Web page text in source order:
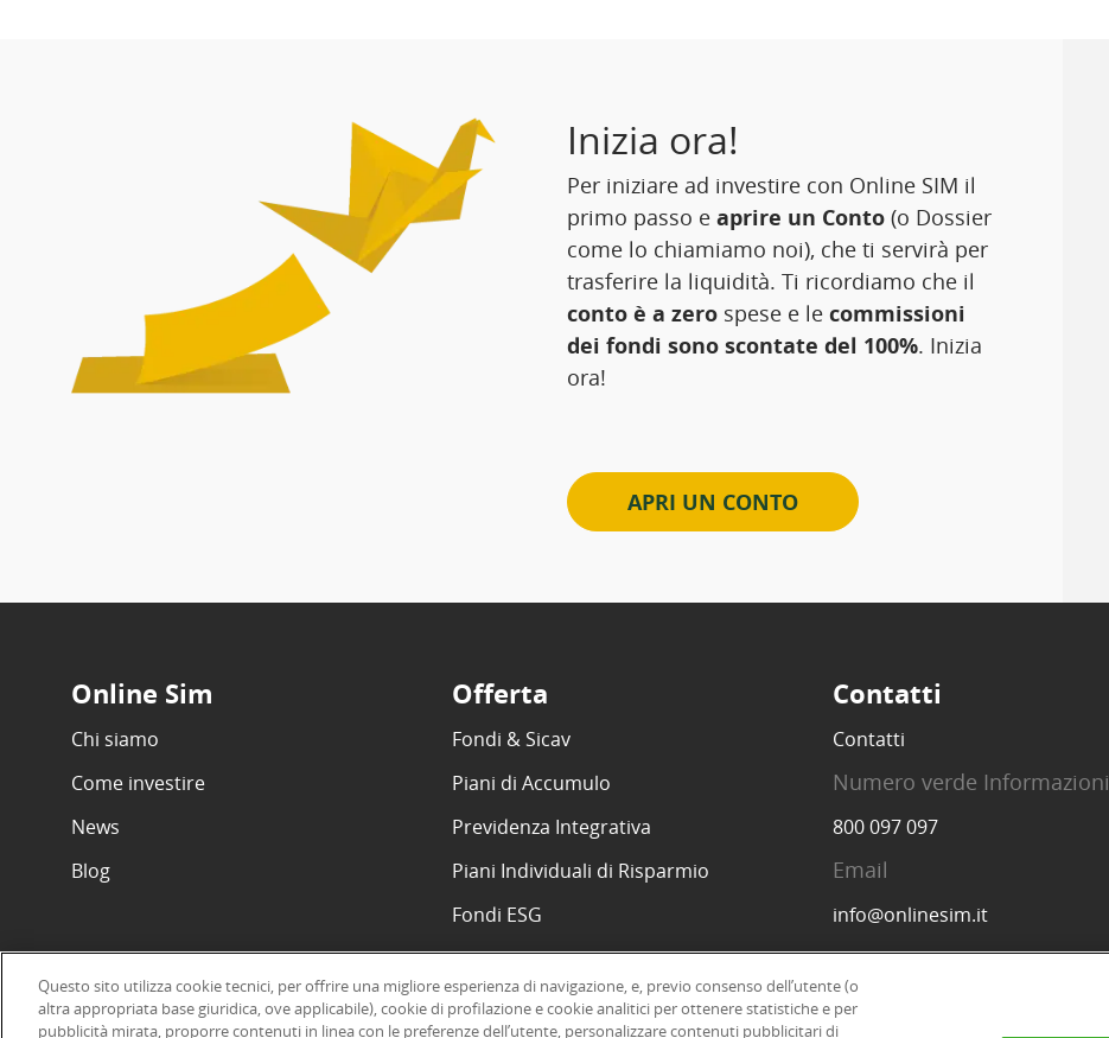
Inizia ora!
Per iniziare ad investire con Online SIM il
primo passo e aprire un Conto (o Dossier
come lo chiamiamo noi), che ti servirà per
trasferire la liquidità. Ti ricordiamo che il
conto è a zero spese e le commissioni
dei fondi sono scontate del 100%. Inizia
ora!
APRI UN CONTO
Online Sim
Chi siamo
Come investire
News
Blog
Offerta
Fondi & Sicav
Piani di Accumulo
Previdenza Integrativa
Piani Individuali di Risparmio
Fondi ESG
Contatti
Contatti
Numero verde Informazioni
800 097 097
Email
info@onlinesim.it
Informazioni legali |
Questo sito utilizza cookie tecnici, per offrire una migliore esperienza di navigazione, e, previo consenso dell’utente (o
altra appropriata base giuridica, ove applicabile), cookie di profilazione e cookie analitici per ottenere statistiche e per
pubblicità mirata, proporre contenuti in linea con le preferenze dell’utente, personalizzare contenuti pubblicitari di